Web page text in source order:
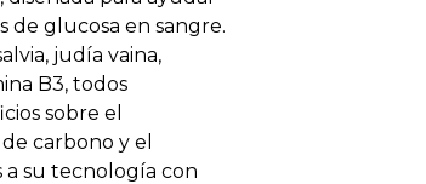
de glucosa en sangre.
judía vaina,
B3, todos
sobre el
carbono y el
a su tecnología con